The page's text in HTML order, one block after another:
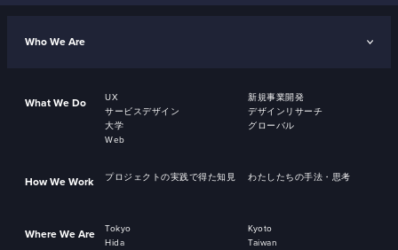
Who We Are
What We Do UX
新規事業開発
サービスデザイン
デザインリサーチ
大学
グローバル
Web
How We Work プロジェクトの実践で得た知見 わたしたちの手法・思考
Where We Are Tokyo
Kyoto
Hida
Taiwan